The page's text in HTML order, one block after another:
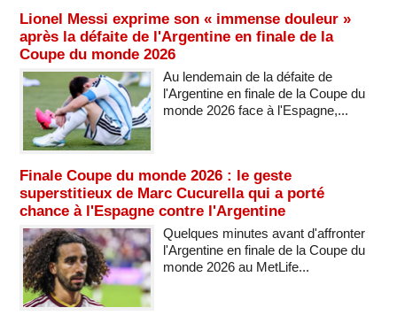
Lionel Messi exprime son « immense douleur »
après la défaite de l'Argentine en finale de la
Coupe du monde 2026
Au lendemain de la défaite de
l'Argentine en finale de la Coupe du
monde 2026 face à l'Espagne,...
Finale Coupe du monde 2026 : le geste
superstitieux de Marc Cucurella qui a porté
chance à l'Espagne contre l'Argentine
Quelques minutes avant d'affronter
l'Argentine en finale de la Coupe du
monde 2026 au MetLife...